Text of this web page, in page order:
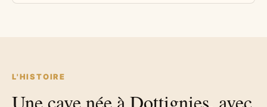
L'HISTOIRE
Une cave née à Dottignies, avec